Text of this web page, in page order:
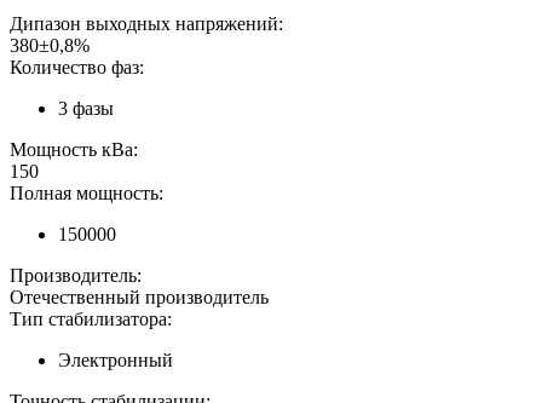
Дипазон выходных напряжений:
380±0,8%
Количество фаз:
3 фазы
Мощность кВа:
150
Полная мощность:
150000
Производитель:
Отечественный производитель
Тип стабилизатора:
Электронный